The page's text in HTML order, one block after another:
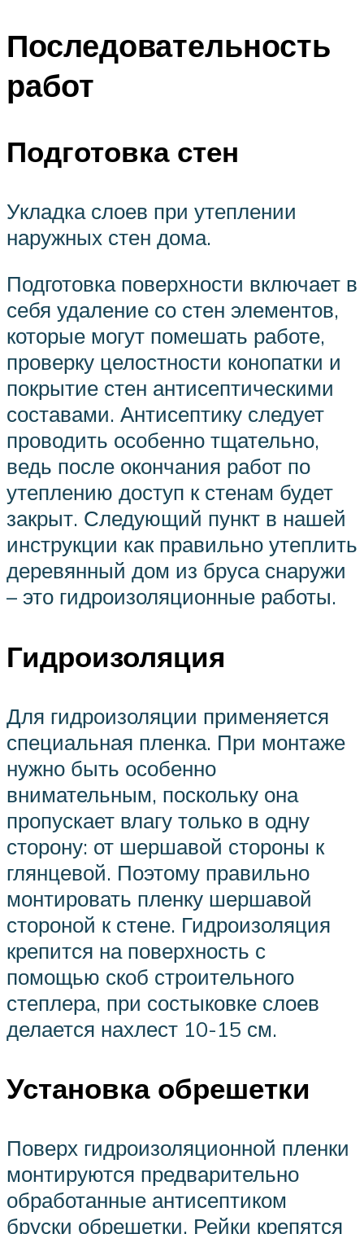
Последовательность
работ
Подготовка стен
Укладка слоев при утеплении
наружных стен дома.
Подготовка поверхности включает в
себя удаление со стен элементов,
которые могут помешать работе,
проверку целостности конопатки и
покрытие стен антисептическими
составами. Антисептику следует
проводить особенно тщательно,
ведь после окончания работ по
утеплению доступ к стенам будет
закрыт. Следующий пункт в нашей
инструкции как правильно утеплить
деревянный дом из бруса снаружи
– это гидроизоляционные работы.
Гидроизоляция
Для гидроизоляции применяется
специальная пленка. При монтаже
нужно быть особенно
внимательным, поскольку она
пропускает влагу только в одну
сторону: от шершавой стороны к
глянцевой. Поэтому правильно
монтировать пленку шершавой
стороной к стене. Гидроизоляция
крепится на поверхность с
помощью скоб строительного
степлера, при состыковке слоев
делается нахлест 10-15 см.
Установка обрешетки
Поверх гидроизоляционной пленки
монтируются предварительно
обработанные антисептиком
бруски обрешетки. Рейки крепятся